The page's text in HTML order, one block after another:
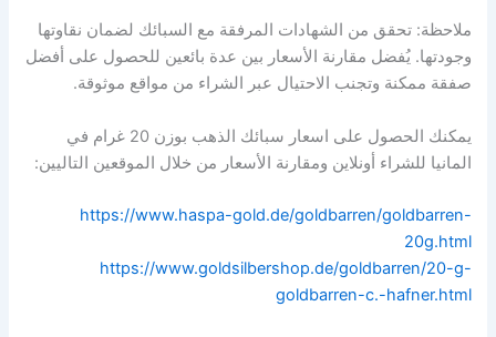
ملاحظة: تحقق من الشهادات المرفقة مع السبائك لضمان نقاوتها
وجودتها. يُفضل مقارنة الأسعار بين عدة بائعين للحصول على أفضل
صفقة ممكنة وتجنب الاحتيال عبر الشراء من مواقع موثوقة.
يمكنك الحصول على اسعار سبائك الذهب بوزن 20 غرام في
المانيا للشراء أونلاين ومقارنة الأسعار من خلال الموقعين التاليين:
https://www.haspa-gold.de/goldbarren/goldbarren-
20g.html
https://www.goldsilbershop.de/goldbarren/20-g-
goldbarren-c.-hafner.html